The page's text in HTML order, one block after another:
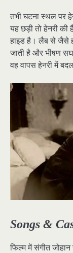
तभी घटना स्थल पर
यह छड़ी तो हेनरी की
हाइड है। लैब से जैसे
जाती है और भीषण
वह वापस हेनरी में
Songs &
फिल्म में संगीत